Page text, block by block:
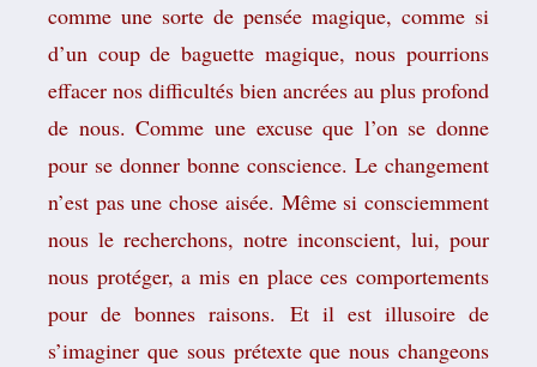
comme une sorte de pensée magique, comme si
d’un coup de baguette magique, nous pourrions
effacer nos difficultés bien ancrées au plus profond
de nous. Comme une excuse que l’on se donne
pour se donner bonne conscience. Le changement
n’est pas une chose aisée. Même si consciemment
nous le recherchons, notre inconscient, lui, pour
nous protéger, a mis en place ces comportements
pour de bonnes raisons. Et il est illusoire de
s’imaginer que sous prétexte que nous changeons